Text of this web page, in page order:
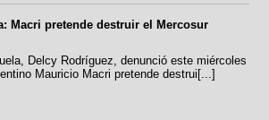
Macri pretende destruir el Mercosur
Delcy Rodríguez, denunció este miércoles
Mauricio Macri pretende destrui[...]